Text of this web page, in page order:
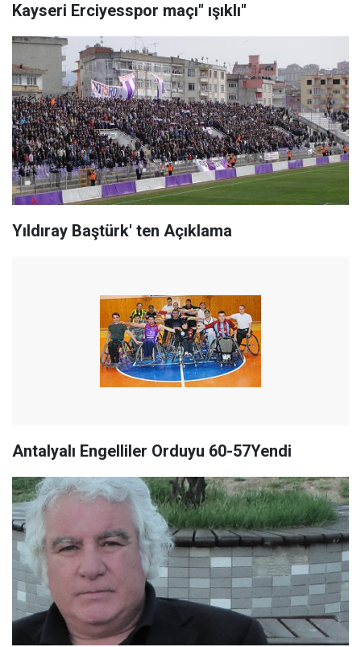
Kayseri Erciyesspor maçı" ışıklı"
Yıldıray Baştürk' ten Açıklama
Antalyalı Engelliler Orduyu 60-57Yendi